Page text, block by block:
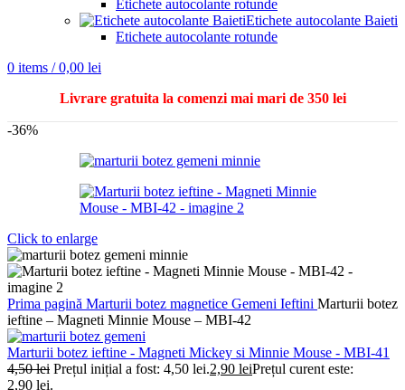
Etichete autocolante rotunde
Etichete autocolante Baieti
Etichete autocolante rotunde
0 items / 0,00 lei
Livrare gratuita la comenzi mai mari de 350 lei
-36%
Click to enlarge
Prima pagină Marturii botez magnetice Gemeni Ieftini Marturii botez
ieftine – Magneti Minnie Mouse – MBI-42
Marturii botez ieftine - Magneti Mickey si Minnie Mouse - MBI-41
4,50lei Prețul inițial a fost: 4,50 lei.2,90 leiPrețul curent este:
2,90 lei.